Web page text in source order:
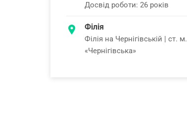
Досвід роботи: 26 років
Філія
Філія на Чернігівській | ст. м.
«Чернігівська»